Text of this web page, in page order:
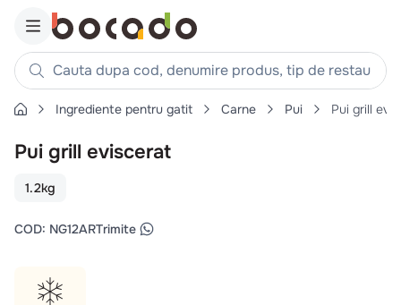
Cauta dupa cod, denumire produs, tip de restaurant,
Căutări populare
1. cartofi
. piept pui
4. chifle
coaste
Ingrediente pentru gatit Carne Pui Pui grill
Pui grill eviscerat
1.2kg
COD: NG12ARTrimite